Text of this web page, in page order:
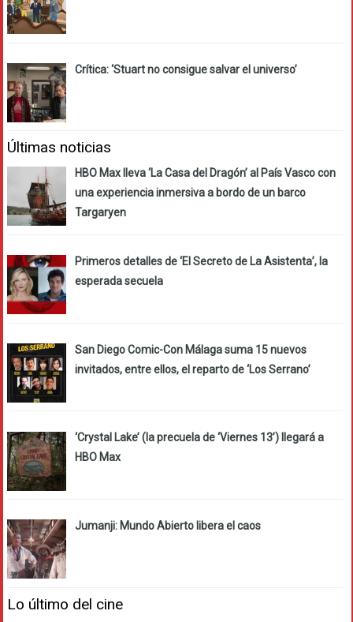
Crítica: ‘Stuart no consigue salvar el universo’
Últimas noticias
HBO Max lleva ‘La Casa del Dragón’ al País Vasco con
una experiencia inmersiva a bordo de un barco
Targaryen
Primeros detalles de ‘El Secreto de La Asistenta’, la
esperada secuela
San Diego Comic-Con Málaga suma 15 nuevos
invitados, entre ellos, el reparto de ‘Los Serrano’
‘Crystal Lake’ (la precuela de ‘Viernes 13’) llegará a
HBO Max
Jumanji: Mundo Abierto libera el caos
Lo último del cine